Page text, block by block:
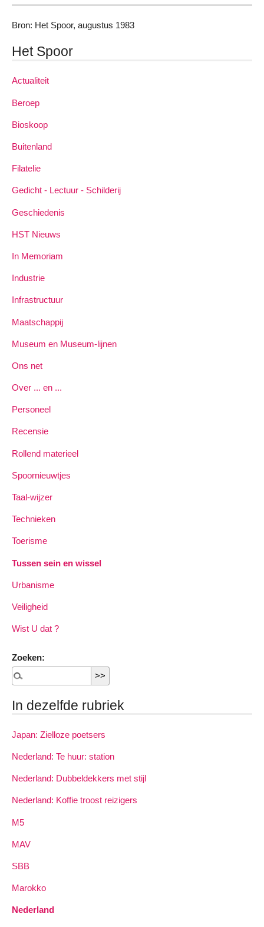
Bron: Het Spoor, augustus 1983
Het Spoor
Actualiteit
Beroep
Bioskoop
Buitenland
Filatelie
Gedicht - Lectuur - Schilderij
Geschiedenis
HST Nieuws
In Memoriam
Industrie
Infrastructuur
Maatschappij
Museum en Museum-lijnen
Ons net
Over ... en ...
Personeel
Recensie
Rollend materieel
Spoornieuwtjes
Taal-wijzer
Technieken
Toerisme
Tussen sein en wissel
Urbanisme
Veiligheid
Wist U dat ?
Zoeken:
In dezelfde rubriek
Japan: Zielloze poetsers
Nederland: Te huur: station
Nederland: Dubbeldekkers met stijl
Nederland: Koffie troost reizigers
M5
MAV
SBB
Marokko
Nederland